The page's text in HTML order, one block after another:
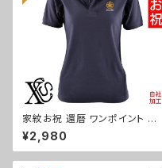
家紋お祝 還暦 ワンポイント 刺
繍 オリジナル 半袖 ポロシャツ
レディース 無地 ロゴ おしゃれ
ゴルフ 吸汗速乾 黒 ブラック ネ
¥2,980